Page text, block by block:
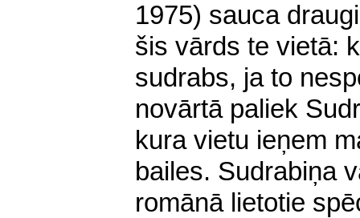
1975) sauca
šis vārds te vietā:
sudrabs, ja to
novārtā paliek
kura vietu ieņem
bailes. Sudrabiņa
romānā lietotie